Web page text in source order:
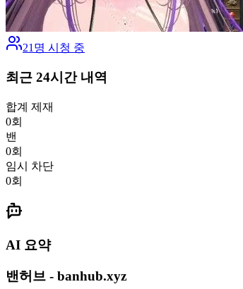
21 명 시청 중
최근 24시간 내역
합계 제재
0회
밴
0회
임시 차단
0회
AI 요약
밴허브 - banhub.xyz